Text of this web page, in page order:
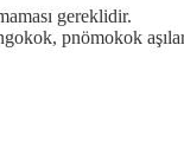
gereklidir.
pnömokok